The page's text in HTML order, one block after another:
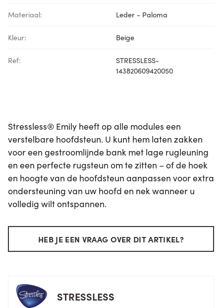
Materiaal: Leder - Paloma
Kleur: Beige
Ref:
STRESSLESS-
143820609420050
Stressless® Emily heeft op alle modules een
verstelbare hoofdsteun. U kunt hem laten zakken
voor een gestroomlijnde bank met lage rugleuning
en een perfecte rugsteun om te zitten – of de hoek
en hoogte van de hoofdsteun aanpassen voor extra
ondersteuning van uw hoofd en nek wanneer u
volledig wilt ontspannen.
HEB JE EEN VRAAG OVER DIT ARTIKEL?
STRESSLESS